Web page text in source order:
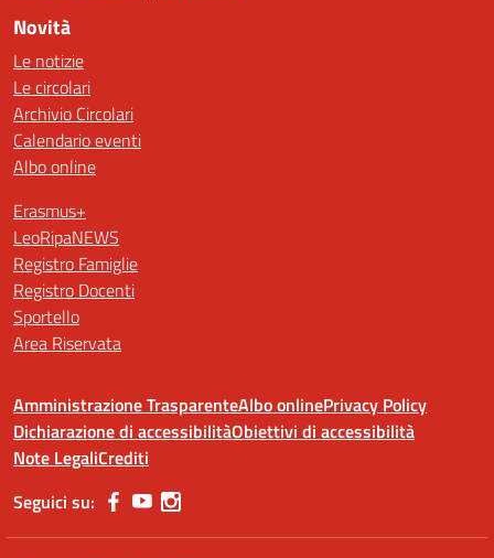
Novità
Le notizie
Le circolari
Archivio Circolari
Calendario eventi
Albo online
Erasmus+
LeoRipaNEWS
Registro Famiglie
Registro Docenti
Sportello
Area Riservata
Amministrazione TrasparenteAlbo onlinePrivacy Policy
Dichiarazione di accessibilitàObiettivi di accessibilità
Note LegaliCrediti
Seguici su: